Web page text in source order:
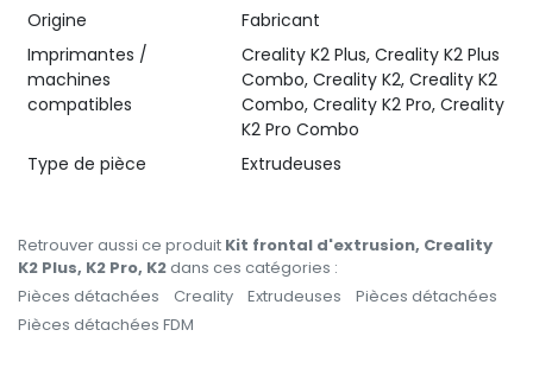
Origine
Fabricant
Imprimantes /
machines
compatibles
Creality K2 Plus, Creality K2 Plus
Combo, Creality K2, Creality K2
Combo, Creality K2 Pro, Creality
K2 Pro Combo
Type de pièce
Extrudeuses
Retrouver aussi ce produit Kit frontal d'extrusion, Creality
K2 Plus, K2 Pro, K2dans ces catégories :
Pièces détachées
Creality Extrudeuses
Pièces détachées
Pièces détachées FDM